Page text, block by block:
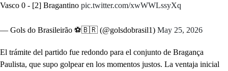
Vasco 0 - [2] Bragantino pic.twitter.com/xwWWLssyXq
— Gols do Brasileirão ⚽️🇧🇷 (@golsdobrasil1) May 25, 2026
El trámite del partido fue redondo para el conjunto de Bragança
Paulista, que supo golpear en los momentos justos. La ventaja inicial